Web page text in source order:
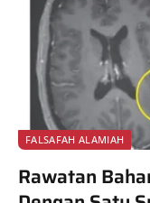
FALSAFAH ALAMIAH
Rawatan